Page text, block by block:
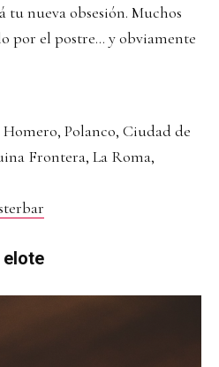
tu nueva obsesión. Muchos
por el postre… y obviamente
Polanco, Ciudad de
Frontera, La Roma,
elote